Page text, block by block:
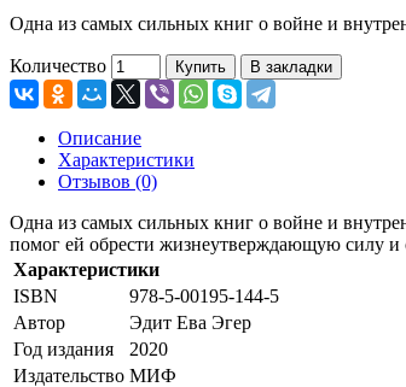
Одна из самых сильных книг о войне и
Количество Купить В закладки
Описание
Характеристики
Отзывов (0)
Одна из самых сильных книг о войне и
помог ей обрести жизнеутверждающую силу и
Характеристики
ISBN
978-5-00195-144-5
Автор
Эдит Ева Эгер
Год издания
2020
Издательство МИФ